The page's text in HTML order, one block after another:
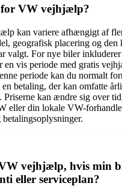
VW vejhjælp?
kan variere afhængigt af
geografisk placering og den
valgt. For nye biler inkluderer
vis periode med gratis
periode kan du normalt
betaling, der kan omfatte
Priserne kan ændre sig over
eller din lokale VW-
vejhjælp, hvis min
eller serviceplan?